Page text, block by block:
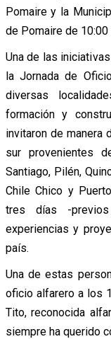
Pomaire y la
de Pomaire de 10:00
Una de las
la Jornada de
diversas
formación y
invitaron de manera
sur provenientes
Santiago, Pilén,
Chile Chico y
tres días -
experiencias y
país.
Una de estas
oficio alfarero a los
Tito, reconocida
siempre ha querido